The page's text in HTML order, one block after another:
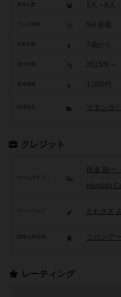
参加人数 2人～6人
5分前後
7歳から
2015年～
参考価格 1,000円
関連作品 マタンガ
クレジット
ゲームデザイン
田邉 顕一
Haraldo
アートワーク かわさき
コロンア
レーティング